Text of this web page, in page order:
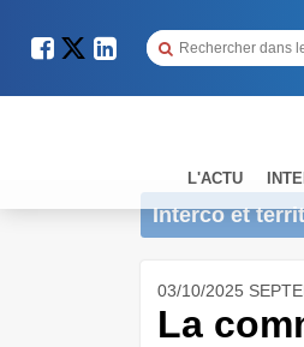
L'ACTU
Interco et
03/10/2025
La